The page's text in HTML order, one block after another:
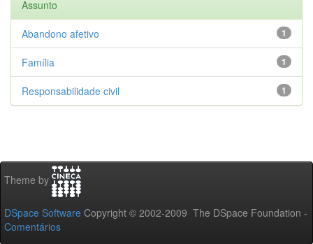
Assunto
1
Abandono afetivo
1
Família
1
Responsabilidade civil
Theme by
DSpace Software Copyright © 2002-2009 The DSpace Foundation -
Comentários